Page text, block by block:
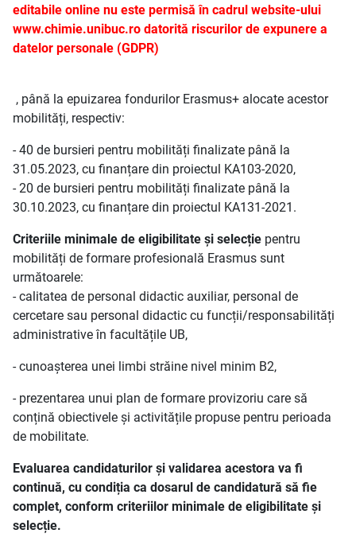
editabile online nu este permisă în cadrul website-ului
www.chimie.unibuc.ro datorită riscurilor de expunere a
datelor personale (GDPR)
, până la epuizarea fondurilor Erasmus+ alocate acestor
mobilități, respectiv:
- 40 de bursieri pentru mobilități finalizate până la
31.05.2023, cu finanțare din proiectul KA103-2020,
- 20 de bursieri pentru mobilități finalizate până la
30.10.2023, cu finanțare din proiectul KA131-2021.
Criteriile minimale de eligibilitate și selecție pentru
mobilități de formare profesională Erasmus sunt
următoarele:
- calitatea de personal didactic auxiliar, personal de
cercetare sau personal didactic cu funcții/responsabilități
administrative în facultățile UB,
- cunoașterea unei limbi străine nivel minim B2,
- prezentarea unui plan de formare provizoriu care să
conțină obiectivele și activitățile propuse pentru perioada
de mobilitate.
Evaluarea candidaturilor și validarea acestora va fi
continuă, cu condiția ca dosarul de candidatură să fie
complet, conform criteriilor minimale de eligibilitate și
selecție.